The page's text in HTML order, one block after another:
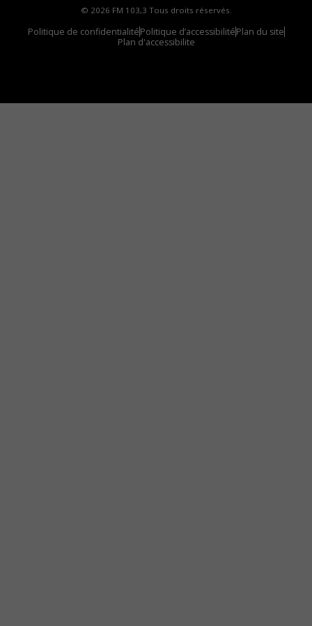
© 2026 FM 103,3 Tous droits réservés.
Politique de confidentialitéPolitique d’accessibilitéPlan du site
Plan d'accessibilite